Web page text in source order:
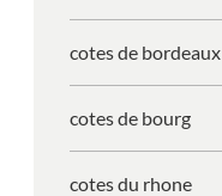
cotes de bordeaux
cotes de bourg
cotes du rhone